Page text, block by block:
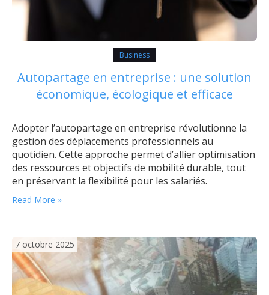
Business
Autopartage en entreprise : une solution
économique, écologique et efficace
Adopter l’autopartage en entreprise révolutionne la
gestion des déplacements professionnels au
quotidien. Cette approche permet d’allier optimisation
des ressources et objectifs de mobilité durable, tout
en préservant la flexibilité pour les salariés.
L’autopartage s’impose aujourd’hui comme un levier
incontournable pour accompagner la transition
Pourquoi l’autopartage répond-il aux enjeux actuels ?
Les entreprises cherchent…
Read More »
7 octobre 2025